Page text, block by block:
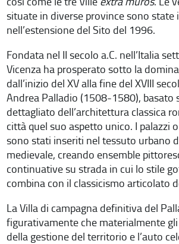
situate in diverse province sono state
nell’estensione del Sito del 1996.
Fondata nel II secolo a.C. nell’Italia
Vicenza ha prosperato sotto la
dall’inizio del XV alla fine del XVIII
Andrea Palladio (1508-1580), basato
dettagliato dell’architettura classica
città quel suo aspetto unico. I palazzi
sono stati inseriti nel tessuto urbano
medievale, creando ensemble
continuative su strada in cui lo stile
combina con il classicismo articolato
La Villa di campagna definitiva del
figurativamente che materialmente
della gestione del territorio e l’auto